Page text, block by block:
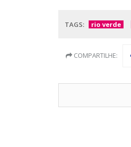
TAGS: rio verde
COMPARTILHE: